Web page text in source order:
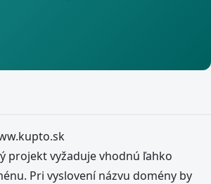
projekt vyžaduje vhodnú ľahko
Pri vyslovení názvu domény by